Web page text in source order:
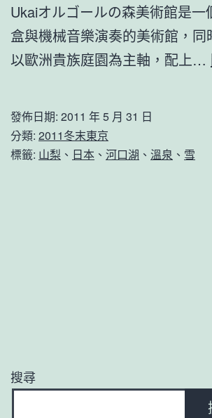
Ukaiオルゴールの森美術館是一
盒與機械音樂演奏的美術館，同
以歐洲貴族庭園為主軸，配上…
發佈日期: 2011 年 5 月 31 日
分類: 2011冬末東京
標籤: 山梨 、 日本 、 河口湖 、 溫泉 、 雪
搜尋